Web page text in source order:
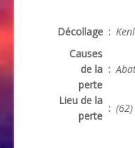
Décollage :
Causes
de la
perte
:
Lieu de la
perte
: (62)